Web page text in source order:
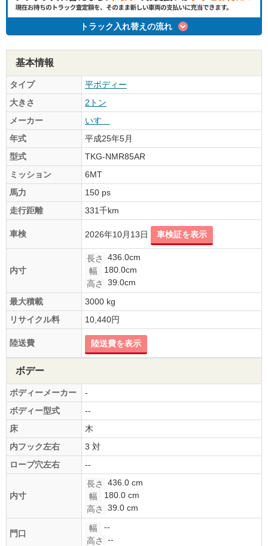
トラック入れ替えの流れ
基本情報
タイプ
平ボディー
大きさ
2トン
メーカー
いすゞ
年式
平成25年5月
型式
TKG-NMR85AR
ミッション
6MT
馬力
150 ps
走行距離
331千km
車検 2026年10月13日 車検証を表示
内寸
長さ
436.0cm
幅
180.0cm
高さ
39.0cm
最大積載
3000 kg
リサイクル料
10,440円
陸送費 陸送費を表示
ボデー
ボディーメーカー
-
ボディー型式
--
床
木
内フック左右
3 対
ロープ穴左右
--
内寸
長さ
436.0 cm
幅
180.0 cm
高さ
39.0 cm
門口
幅
--
高さ
--